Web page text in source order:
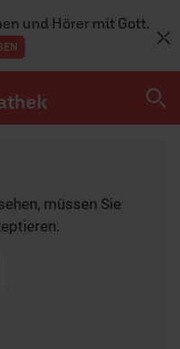
und Hörer mit Gott.
müssen Sie